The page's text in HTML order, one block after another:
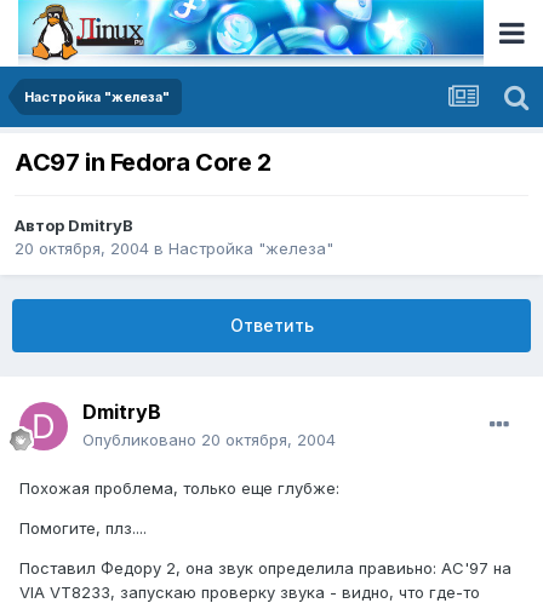
Настройка "железа"
AC97 in Fedora Core 2
Автор DmitryB
20 октября, 2004 в Настройка "железа"
Ответить
DmitryB
Опубликовано 20 октября, 2004
Похожая проблема, только еще глубже:
Помогите, плз....
Поставил Федору 2, она звук определила правиьно: AC'97 на
VIA VT8233, запускаю проверку звука - видно, что где-то